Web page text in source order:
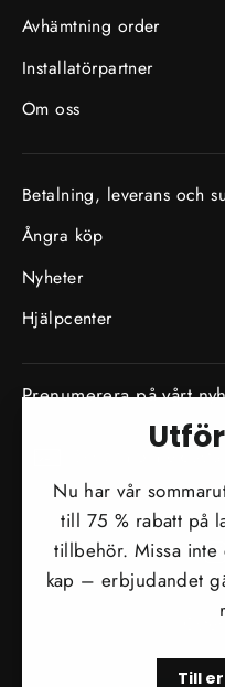
Nu har vår
till 75 % rabatt på
tillbehör. Missa inte
kap – erbjudandet
Till
Avhämtning order
Installatörpartner
Om oss
Betalning, leverans och
Ångra köp
Nyheter
Hjälpcenter
Prenumerera på vårt
postadress
Prenumerera